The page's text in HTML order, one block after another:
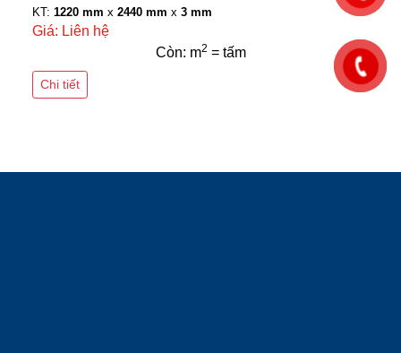
KT: 1220 mm x 2440 mm x 3 mm
Giá: Liên hệ
Còn: m2 = tấm
Chi tiết